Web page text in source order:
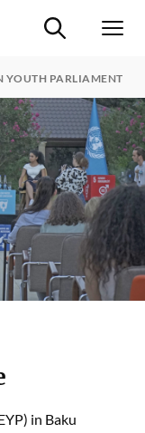
Suche ein-/
YOUTH PARLIAMENT
in Baku